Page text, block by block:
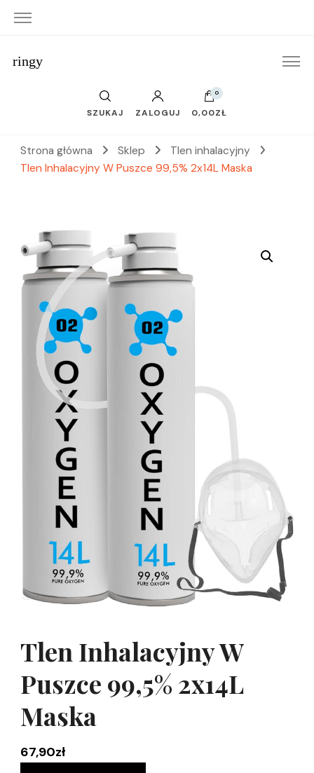
ringy
SZUKAJ ZALOGUJ
0
0,00ZŁ
Strona główna Sklep
Tlen inhalacyjny
Tlen Inhalacyjny W Puszce 99,5% 2x14L Maska
Tlen Inhalacyjny W
Puszce 99,5% 2x14L
Maska
67,90zł